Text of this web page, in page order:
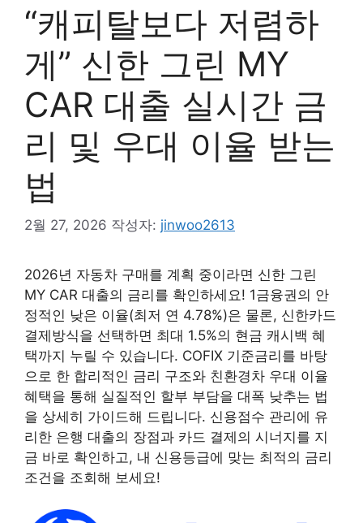
“캐피탈보다 저렴하
게” 신한 그린 MY
CAR 대출 실시간 금
리 및 우대 이율 받는
법
2월 27, 2026 작성자: jinwoo2613
2026년 자동차 구매를 계획 중이라면 신한 그린
MY CAR 대출의 금리를 확인하세요! 1금융권의 안
정적인 낮은 이율(최저 연 4.78%)은 물론, 신한카드
결제방식을 선택하면 최대 1.5%의 현금 캐시백 혜
택까지 누릴 수 있습니다. COFIX 기준금리를 바탕
으로 한 합리적인 금리 구조와 친환경차 우대 이율
혜택을 통해 실질적인 할부 부담을 대폭 낮추는 법
을 상세히 가이드해 드립니다. 신용점수 관리에 유
리한 은행 대출의 장점과 카드 결제의 시너지를 지
금 바로 확인하고, 내 신용등급에 맞는 최적의 금리
조건을 조회해 보세요!